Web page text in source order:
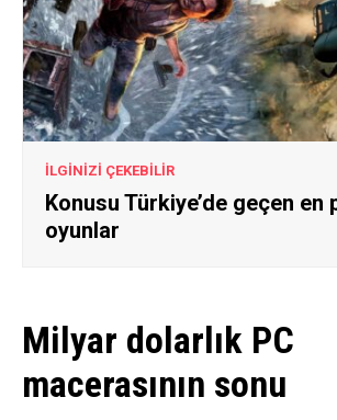
İLGİNİZİ ÇEKEBİLİR
Konusu Türkiye’de geçen en
oyunlar
Milyar dolarlık PC
macerasının sonu